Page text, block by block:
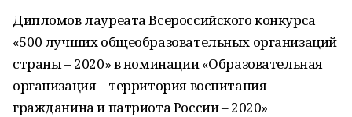
Дипломов лауреата Всероссийского конкурса
«500 лучших общеобразовательных организаций
страны – 2020» в номинации «Образовательная
организация – территория воспитания
гражданина и патриота России – 2020»